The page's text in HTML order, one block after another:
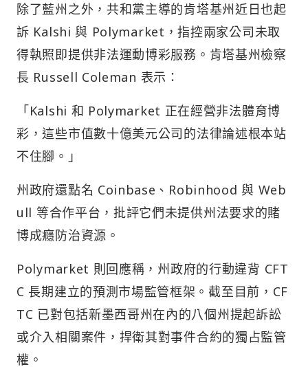
除了藍州之外，共和黨主導的肯塔基州近日也起
訴 Kalshi 與 Polymarket，指控兩家公司未取
得執照即提供非法運動博彩服務。肯塔基州檢察
長 Russell Coleman 表示：
「Kalshi 和 Polymarket 正在經營非法體育博
彩，這些市值數十億美元公司的法律論述根本站
不住腳。」
州政府還點名 Coinbase、Robinhood 與 Web
ull 等合作平台，批評它們未提供州法要求的賭
博成癮防治資源。
Polymarket 則回應稱，州政府的行動違背 CFT
C 長期建立的預測市場監管框架。截至目前，CF
TC 已對包括新墨西哥州在內的八個州提起訴訟
或介入相關案件，捍衛其對事件合約的獨占監管
權。